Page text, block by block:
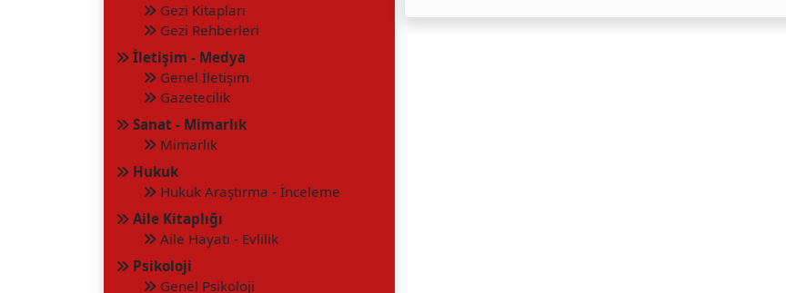
Gezi Kitapları
Gezi Rehberleri
İletişim - Medya
Genel İletişim
Gazetecilik
Sanat - Mimarlık
Mimarlık
Hukuk
Hukuk Araştırma - İnceleme
Aile Kitaplığı
Aile Hayatı - Evlilik
Psikoloji
Genel Psikoloji